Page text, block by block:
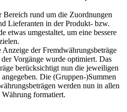
rund um die Zuordnungen
Lieferanten in der Produkt- bzw.
etwas umgestaltet, um eine bessere
der Fremdwährungsbeträge
Vorgänge wurde optimiert. Das
berücksichtigt nun die jeweiligen
Die (Gruppen-)Summen
werden nun in allen
Währung formatiert.